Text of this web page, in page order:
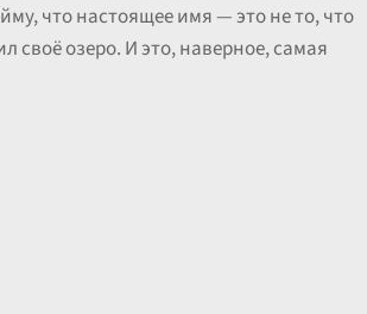
что настоящее имя — это не то, что
своё озеро. И это, наверное, самая